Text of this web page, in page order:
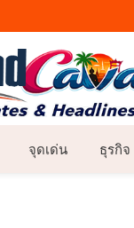
จุดเด่น ธุรกิจ